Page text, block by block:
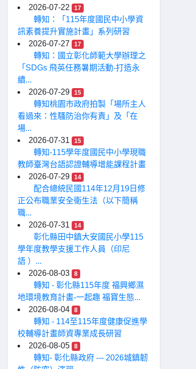
2026-07-22
17
轉知：「115年度國民中小學資
訊素養提升實施計畫」系列研習
2026-07-27
17
轉知：國立彰化師範大學辦理之
「SDGs 飛英任務暑期活動-打造永
續...
2026-07-29
15
轉知桃園市政府拍製「場所主人
看過來：性騷防治你有責」及「在
場...
2026-07-31
15
轉知-115學年度國民中小學現職
教師臺灣台語認證輔導增能課程計畫
2026-07-29
14
配合總統民國114年12月19日修
正公布職業安全衛生法（以下簡稱
職...
2026-07-31
14
彰化縣田中鎮大安國民小學115
學年度教學支援工作人員（印尼
語 ）...
2026-08-03
8
轉知 - 彰化縣115年度 福興鄉濕
地環境教育計畫-一起趣 福寶生態...
2026-08-04
8
轉知 - 114至115年度健康促進學
校輔導計畫師資專業成長研習
2026-08-05
8
轉知- 彰化縣政府 --- 2026城鎮韌